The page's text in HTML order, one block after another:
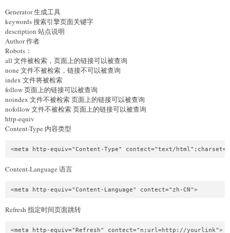
Generator 生成工具
keywords 搜索引擎页面关键字
description 站点说明
Author 作者
Robots：
all 文件被检索，页面上的链接可以被查询
none 文件不被检索，链接不可以被查询
index 文件将被检索
follow 页面上的链接可以被查询
noindex 文件不被检索 页面上的链接可以被查询
nofollow 文件不被检索 页面上的链接可以被查询
http-equiv
Content-Type 内容类型
Content-Language 语言
Refresh 指定时间页面跳转